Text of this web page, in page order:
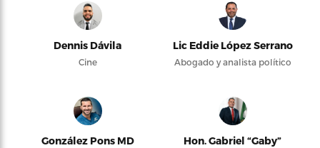
Dennis Dávila
Cine
Lic Eddie López Serrano
Abogado y analista político
González Pons MD
Hon. Gabriel “Gaby”